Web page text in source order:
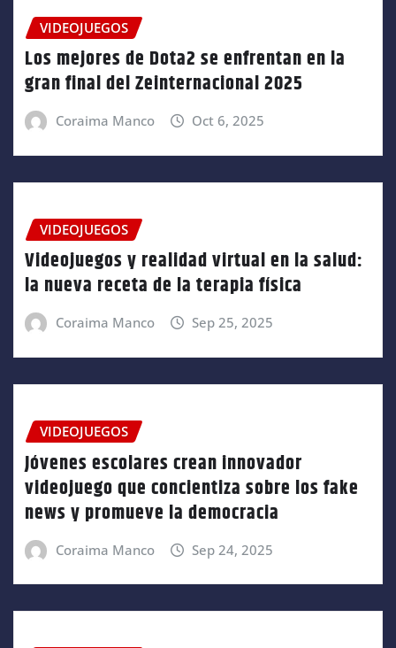
VIDEOJUEGOS
Los mejores de Dota2 se enfrentan en la
gran final del Zeinternacional 2025
Coraima Manco Oct 6, 2025
VIDEOJUEGOS
Videojuegos y realidad virtual en la salud:
la nueva receta de la terapia física
Coraima Manco Sep 25, 2025
VIDEOJUEGOS
Jóvenes escolares crean innovador
videojuego que concientiza sobre los fake
news y promueve la democracia
Coraima Manco Sep 24, 2025